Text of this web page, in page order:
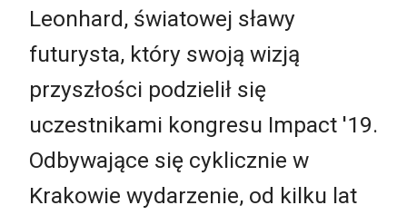
Leonhard, światowej sławy
futurysta, który swoją wizją
przyszłości podzielił się
uczestnikami kongresu Impact '19.
Odbywające się cyklicznie w
Krakowie wydarzenie, od kilku lat